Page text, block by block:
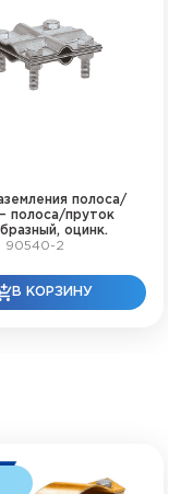
полоса/
полоса/пруток
оцинк.
90540-2